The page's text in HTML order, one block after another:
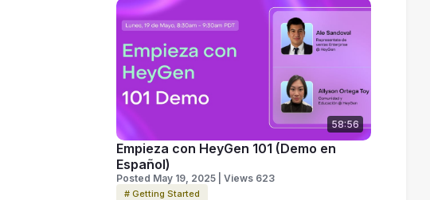
58:56
Empieza con HeyGen 101 (Demo en
Español)
Posted May 19, 2025 | Views 623
# Getting Started